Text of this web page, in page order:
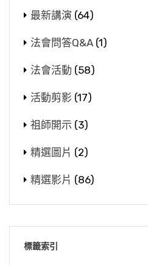
最新講演 (64)
法會問答Q&A (1)
法會活動 (58)
活動剪影 (17)
祖師開示 (3)
精選圖片 (2)
精選影片 (86)
標籤索引